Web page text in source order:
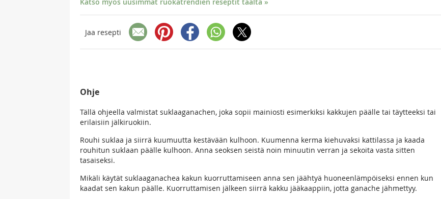
Jaa resepti
Ohje
Tällä ohjeella valmistat suklaaganachen, joka sopii mainiosti esimerkiksi kakkujen päälle tai täytteeksi tai
erilaisiin jälkiruokiin.
Rouhi suklaa ja siirrä kuumuutta kestävään kulhoon. Kuumenna kerma kiehuvaksi kattilassa ja kaada
rouhitun suklaan päälle kulhoon. Anna seoksen seistä noin minuutin verran ja sekoita vasta sitten
tasaiseksi.
Mikäli käytät suklaaganachea kakun kuorruttamiseen anna sen jäähtyä huoneenlämpöiseksi ennen kun
kaadat sen kakun päälle. Kuorruttamisen jälkeen siirrä kakku jääkaappiin, jotta ganache jähmettyy.